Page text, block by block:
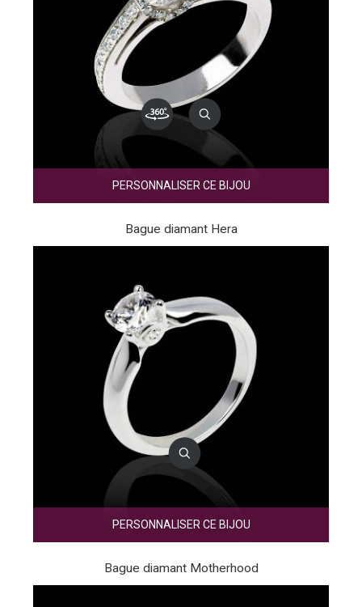
PERSONNALISER CE BIJOU
Bague diamant Hera
PERSONNALISER CE BIJOU
Bague diamant Motherhood